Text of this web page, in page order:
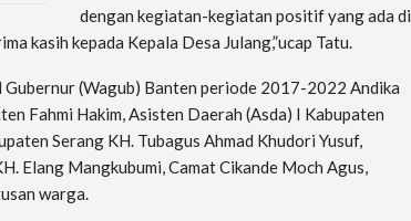
dengan kegiatan-kegiatan positif yang ada di
kasih kepada Kepala Desa Julang,”ucap Tatu.
(Wagub) Banten periode 2017-2022 Andika
Fahmi Hakim, Asisten Daerah (Asda) I Kabupaten
Serang KH. Tubagus Ahmad Khudori Yusuf,
Elang Mangkubumi, Camat Cikande Moch Agus,
warga.